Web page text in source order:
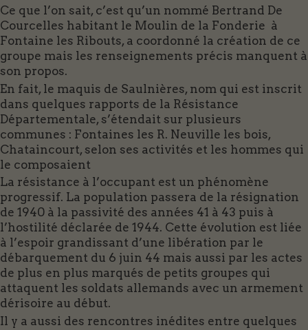
Ce que l’on sait, c’est qu’un nommé Bertrand De
Courcelles habitant le Moulin de la Fonderie à
Fontaine les Ribouts, a coordonné la création de ce
groupe mais les renseignements précis manquent à
son propos.
En fait, le maquis de Saulnières, nom qui est inscrit
dans quelques rapports de la Résistance
Départementale, s’étendait sur plusieurs
communes : Fontaines les R. Neuville les bois,
Chataincourt, selon ses activités et les hommes qui
le composaient
La résistance à l’occupant est un phénomène
progressif. La population passera de la résignation
de 1940 à la passivité des années 41 à 43 puis à
l’hostilité déclarée de 1944. Cette évolution est liée
à l’espoir grandissant d’une libération par le
débarquement du 6 juin 44 mais aussi par les actes
de plus en plus marqués de petits groupes qui
attaquent les soldats allemands avec un armement
dérisoire au début.
Il y a aussi des rencontres inédites entre quelques